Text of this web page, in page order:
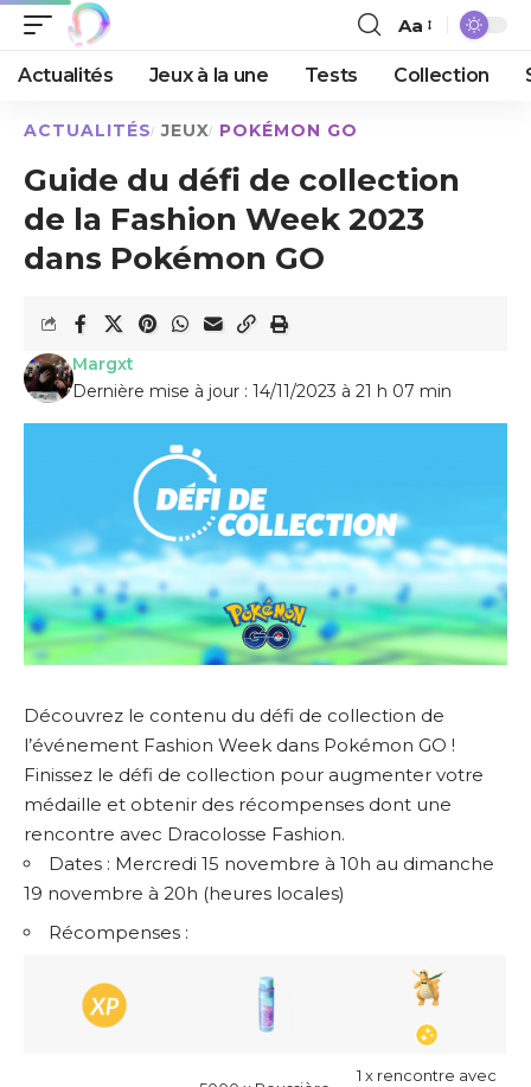
Aa
Actualités Jeux à la une Tests Collection
ACTUALITÉS JEUX POKÉMON GO
Guide du défi de collection
de la Fashion Week 2023
dans Pokémon GO
Dernière mise à jour : 14/11/2023 à 21 h 07 min
Margxt
Découvrez le contenu du défi de collection de
l’événement Fashion Week dans Pokémon GO !
Finissez le défi de collection pour augmenter votre
médaille et obtenir des récompenses dont une
rencontre avec Dracolosse Fashion.
Dates : Mercredi 15 novembre à 10h au dimanche
19 novembre à 20h (heures locales)
Récompenses :
1 x rencontre avec